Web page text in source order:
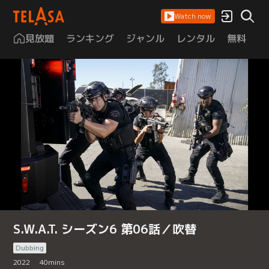
Watch now
見放題 ランキング ジャンル レンタル 無料
S.W.A.T. シーズン6 第06話／吹替
Dubbing
2022
40mins